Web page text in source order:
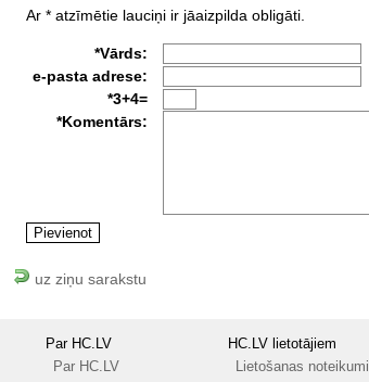
Ar * atzīmētie lauciņi ir jāaizpilda obligāti.
*Vārds:
e-pasta adrese:
*3+4=
*Komentārs:
uz ziņu sarakstu
Par HC.LV
Par HC.LV
HC.LV lietotājiem
Lietošanas noteikumi